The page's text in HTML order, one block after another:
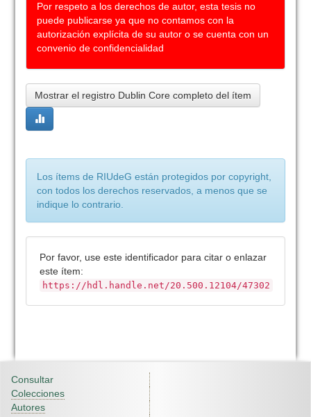
Por respeto a los derechos de autor, esta tesis no
puede publicarse ya que no contamos con la
autorización explícita de su autor o se cuenta con un
convenio de confidencialidad
Mostrar el registro Dublin Core completo del ítem
Los ítems de RIUdeG están protegidos por copyright,
con todos los derechos reservados, a menos que se
indique lo contrario.
Por favor, use este identificador para citar o enlazar
este ítem:
https://hdl.handle.net/20.500.12104/47302
Consultar
Colecciones
Autores